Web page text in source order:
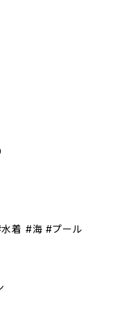
着 #海 #プール